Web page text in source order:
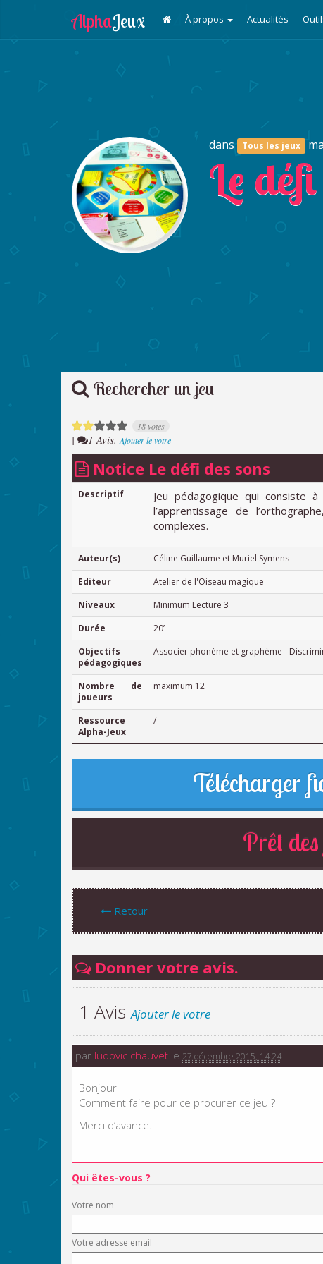
À propos Actualités
dans Tous les jeux
Le
Rechercher un jeu
18 votes
| 1 Avis. Ajouter le votre
Notice Le défi des sons
Descriptif
Jeu pédagogique qui consiste
l’apprentissage de
complexes.
Auteur(s)
Céline Guillaume et Muriel Symens
Editeur
Atelier de l'Oiseau magique
Niveaux
Minimum Lecture 3
Durée
20’
Objectifs
pédagogiques
Associer phonème et graphème -
Nombre de
joueurs
maximum 12
Ressource
Alpha-Jeux
/
Télécharger
Prêt
Retour
Donner votre avis.
1 AvisAjouter le votre
par ludovic chauvet le 27 décembre 2015, 14:24
Bonjour
Comment faire pour ce procurer ce jeu ?
Merci d’avance.
Qui êtes-vous ?
Votre nom
Votre adresse email